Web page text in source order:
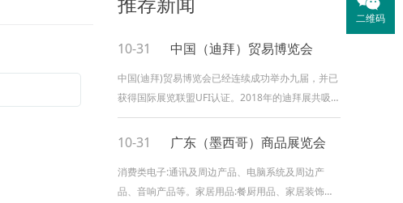
10-31 中国（迪拜）贸易博览会
中国(迪拜)贸易博览会已经连续成功举办九届，并已
获得国际展览联盟UFI认证。2018年的迪拜展共吸引
来自上海、福建、浙江、河北、山东、江苏、安徽
等16个省市的1200 家企业参展，现场设立展位
迪拜举办规模最大、最专业的国际博览会，也是目
前我国在迪拜举办的自主品牌博览会，是连接中阿
10-31 广东（墨西哥）商品展览会
消费类电子:通讯及周边产品、电脑系统及周边产
品、音响产品等。家居用品:餐厨用品、家居装饰、
二维码